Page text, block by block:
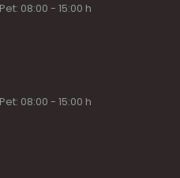
08:00 - 15:00 h
08:00 - 15:00 h